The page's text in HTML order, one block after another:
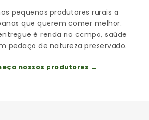
pequenos produtores rurais a
que querem comer melhor.
é renda no campo, saúde
pedaço de natureza preservado.
nossos produtores →